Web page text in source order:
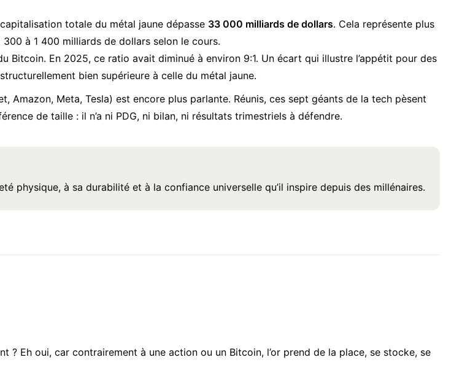
totale du métal jaune dépasse 33 000 milliards de dollars. Cela représente plus
à 1 400 milliards de dollars selon le cours.
Bitcoin. En 2025, ce ratio avait diminué à environ 9:1. Un écart qui illustre l’appétit pour des
bien supérieure à celle du métal jaune.
Meta, Tesla) est encore plus parlante. Réunis, ces sept géants de la tech pèsent
de taille : il n’a ni PDG, ni bilan, ni résultats trimestriels à défendre.
physique, à sa durabilité et à la confiance universelle qu’il inspire depuis des millénaires.
? Eh oui, car contrairement à une action ou un Bitcoin, l’or prend de la place, se stocke, se